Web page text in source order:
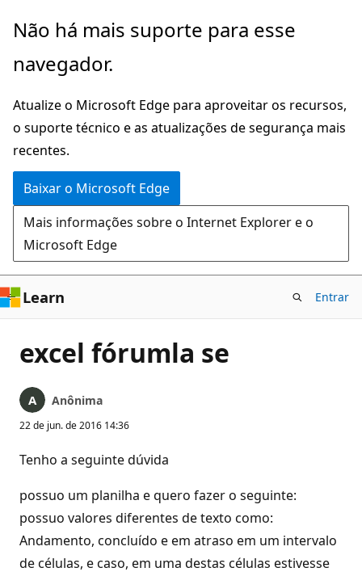
Pular
o
principal
Não há mais suporte para esse
navegador.
Atualize o Microsoft Edge para aproveitar os recursos,
o suporte técnico e as atualizações de segurança mais
recentes.
Baixar o Microsoft Edge
Mais informações sobre o Internet Explorer e o
Microsoft Edge
Learn Entrar
excel fórumla se
Anônima
22 de jun. de 2016 14:36
Tenho a seguinte dúvida
possuo um planilha e quero fazer o seguinte:
possuo valores diferentes de texto como:
Andamento, concluído e em atraso em um intervalo
de células, e caso, em uma destas células estivesse